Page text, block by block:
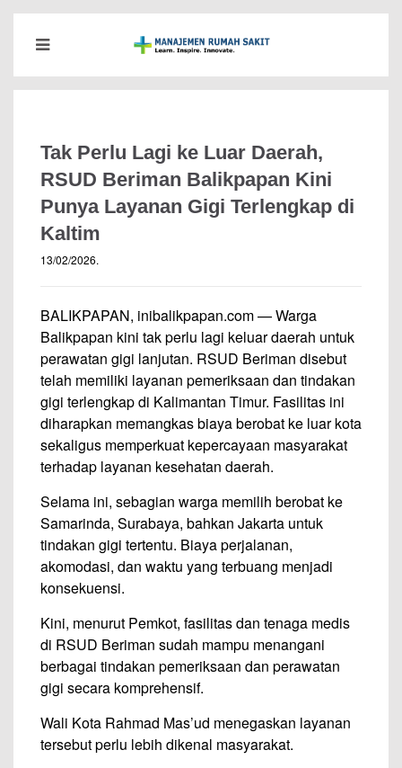
Tak Perlu Lagi ke Luar Daerah,
RSUD Beriman Balikpapan Kini
Punya Layanan Gigi Terlengkap di
Kaltim
13/02/2026.
BALIKPAPAN, inibalikpapan.com— Warga
Balikpapan kini tak perlu lagi keluar daerah untuk
perawatan gigi lanjutan. RSUD Beriman disebut
telah memiliki layanan pemeriksaan dan tindakan
gigi terlengkap di Kalimantan Timur. Fasilitas ini
diharapkan memangkas biaya berobat ke luar kota
sekaligus memperkuat kepercayaan masyarakat
terhadap layanan kesehatan daerah.
Selama ini, sebagian warga memilih berobat ke
Samarinda, Surabaya, bahkan Jakarta untuk
tindakan gigi tertentu. Biaya perjalanan,
akomodasi, dan waktu yang terbuang menjadi
konsekuensi.
Kini, menurut Pemkot, fasilitas dan tenaga medis
di RSUD Beriman sudah mampu menangani
berbagai tindakan pemeriksaan dan perawatan
gigi secara komprehensif.
Wali Kota Rahmad Mas’ud menegaskan layanan
tersebut perlu lebih dikenal masyarakat.